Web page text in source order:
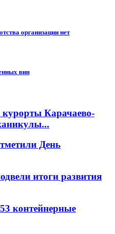
организации нет
вин
курорты Карачаево-
День
итоги развития
контейнерные